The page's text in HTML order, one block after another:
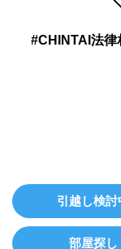
CHINTAI法律
引越し検討
部屋探し